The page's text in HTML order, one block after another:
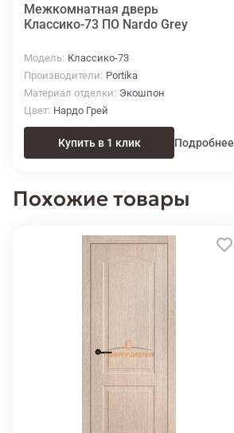
Межкомнатная дверь
Классико-73 ПО Nardo Grey
Модель Классико-73
Производители Portika
Материал отделки Экошпон
Цвет Нардо Грей
Купить в 1 клик Подробнее
Похожие товары